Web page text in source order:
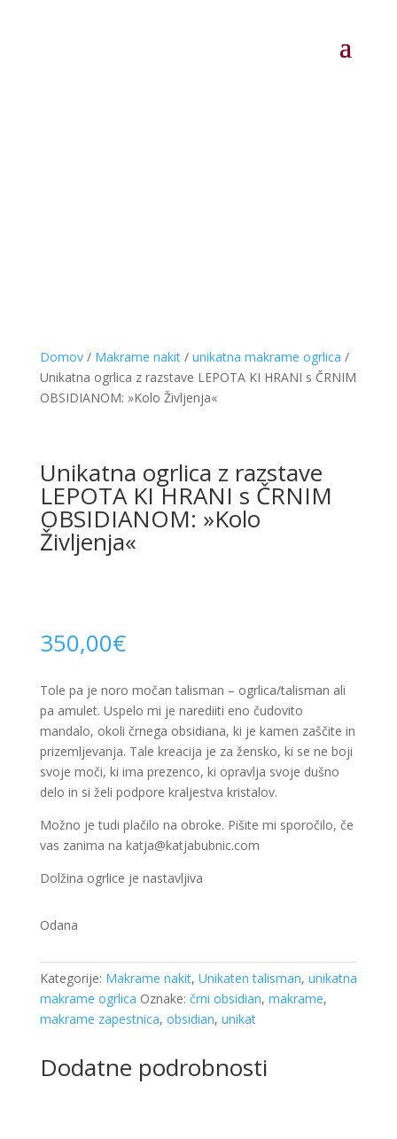
Domov/ Makrame nakit/ unikatna makrame ogrlica /
Unikatna ogrlica z razstave LEPOTA KI HRANI s ČRNIM
OBSIDIANOM: »Kolo Življenja«
Unikatna ogrlica z razstave
LEPOTA KI HRANI s ČRNIM
OBSIDIANOM: »Kolo
Življenja«
350,00€
Tole pa je noro močan talisman – ogrlica/talisman ali
pa amulet. Uspelo mi je narediiti eno čudovito
mandalo, okoli črnega obsidiana, ki je kamen zaščite in
prizemljevanja. Tale kreacija je za žensko, ki se ne boji
svoje moči, ki ima prezenco, ki opravlja svoje dušno
delo in si želi podpore kraljestva kristalov.
Možno je tudi plačilo na obroke. Pišite mi sporočilo, če
vas zanima na katja@katjabubnic.com
Dolžina ogrlice je nastavljiva
Odana
Kategorije: Makrame nakit, Unikaten talisman, unikatna
makrame ogrlica Oznake: črni obsidian, makrame,
makrame zapestnica, obsidian, unikat
Dodatne podrobnosti